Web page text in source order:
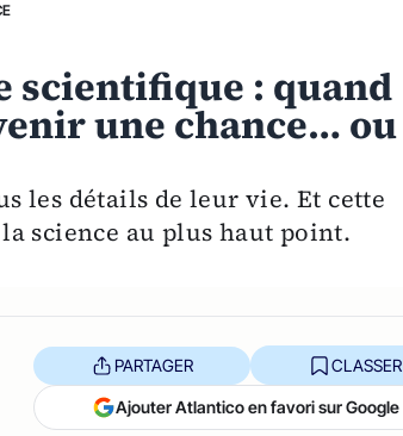
scientifique : quand
une chance… ou
les détails de leur vie. Et cette
science au plus haut point.
PARTAGER CLASSER
Ajouter Atlantico en favori sur Google